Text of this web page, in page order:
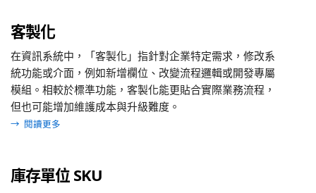
客製化
在資訊系統中，「客製化」指針對企業特定需求，修改系
統功能或介面，例如新增欄位、改變流程邏輯或開發專屬
模組。相較於標準功能，客製化能更貼合實際業務流程，
但也可能增加維護成本與升級難度。
→ 閱讀更多
庫存單位 SKU